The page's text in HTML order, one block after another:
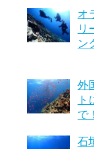
オ
リ
ン
外
ト
で
石